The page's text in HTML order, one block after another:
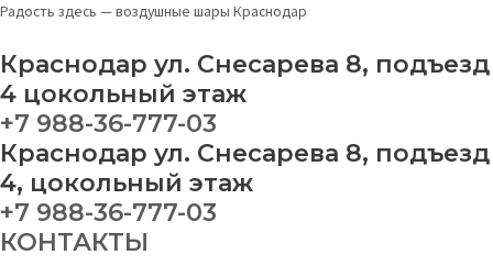
Перейти
содержимому
Радость здесь — воздушные шары Краснодар
Краснодар ул. Снесарева 8, подъезд
4 цокольный этаж
+7 988-36-777-03
Краснодар ул. Снесарева 8, подъезд
4, цокольный этаж
+7 988-36-777-03
КОНТАКТЫ
Шар
металлик
quantity